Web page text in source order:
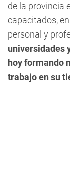
de la provincia
capacitados,
personal y
universidades
hoy formando
trabajo en su